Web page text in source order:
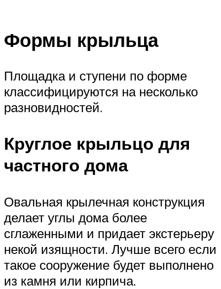
Формы крыльца
Площадка и ступени по форме
классифицируются на несколько
разновидностей.
Круглое крыльцо для
частного дома
Овальная крылечная конструкция
делает углы дома более
сглаженными и придает экстерьеру
некой изящности. Лучше всего если
такое сооружение будет выполнено
из камня или кирпича.